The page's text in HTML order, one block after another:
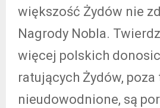
większość Żydów nie
Nagrody Nobla.
więcej polskich
ratujących Żydów, poza
nieudowodnione, są